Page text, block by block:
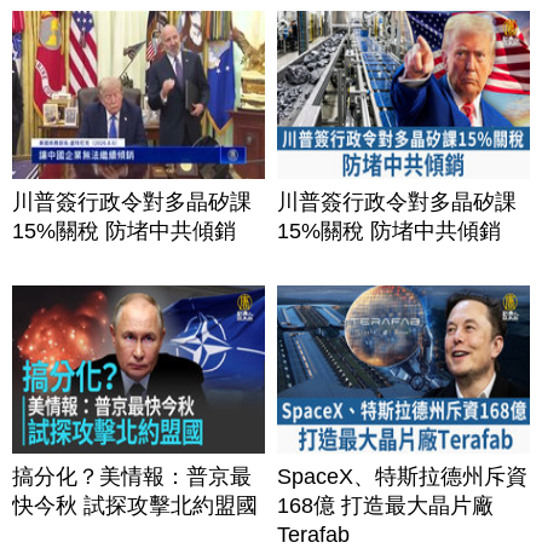
川普簽行政令對多晶矽課
15%關稅 防堵中共傾銷
川普簽行政令對多晶矽課
15%關稅 防堵中共傾銷
搞分化？美情報：普京最
快今秋 試探攻擊北約盟國
SpaceX、特斯拉德州斥資
168億 打造最大晶片廠
Terafab